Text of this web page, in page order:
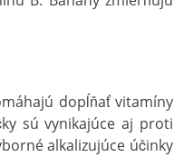
dopĺňať vitamíny
sú vynikajúce aj proti
alkalizujúce účinky